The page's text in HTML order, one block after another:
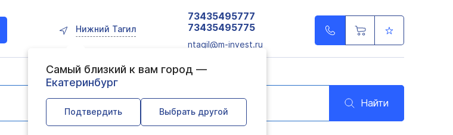
Нижний Тагил
Самый близкий к вам город —
Екатеринбург
Подтвердить Выбрать другой
73435495777
73435495775
ntagil@m-invest.ru
Найти